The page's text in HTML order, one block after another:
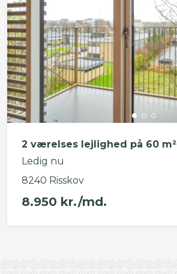
2 værelses lejlighed på 60 m²
Ledig nu
8240 Risskov
8.950 kr./md.